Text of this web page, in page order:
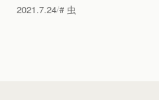
2021.7.24 虫